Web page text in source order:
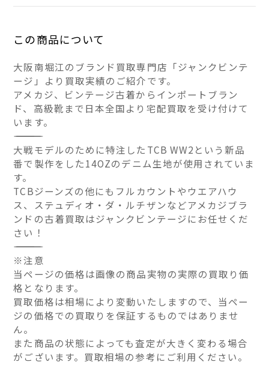
この商品について
大阪南堀江のブランド買取専門店「ジャンクビンテ
ージ」より買取実績のご紹介です。
アメカジ、ビンテージ古着からインポートブラン
ド、高級靴まで日本全国より宅配買取を受け付けて
います。
――――――――――――――
大戦モデルのために特注したTCB WW2という新品
番で製作をした14OZのデニム生地が使用されていま
す。
TCBジーンズの他にもフルカウントやウエアハウ
ス、ステュディオ・ダ・ルチザンなどアメカジブラ
ンドの古着買取はジャンクビンテージにお任せくだ
さい！
――――――――――――――
※注意
当ページの価格は画像の商品実物の実際の買取り価
格となります。
買取価格は相場により変動いたしますので、当ペー
ジの価格での買取りを保証するものではありませ
ん。
また商品の状態によっても査定が大きく変わる場合
がございます。買取相場の参考にご利用ください。